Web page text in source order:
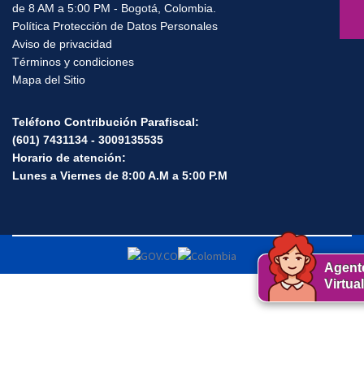
de 8 AM a 5:00 PM - Bogotá, Colombia.
Política Protección de Datos Personales
Aviso de privacidad
Términos y condiciones
Mapa del Sitio
Teléfono Contribución Parafiscal:
(601) 7431134 - 3009135535
Horario de atención:
Lunes a Viernes de 8:00 A.M a 5:00 P.M
Virtual